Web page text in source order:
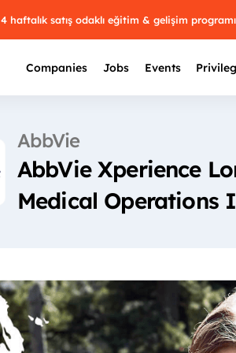
4 haftalık satış odaklı eğitim & gelişim
Companies Jobs Events
AbbVie
AbbVie Xperience
Medical Operations